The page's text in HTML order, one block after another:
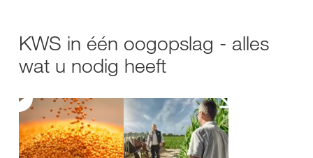
KWS in één oogopslag - alles
wat u nodig heeft